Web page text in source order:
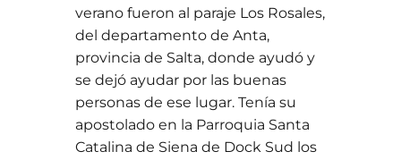
verano fueron al paraje Los Rosales,
del departamento de Anta,
provincia de Salta, donde ayudó y
se dejó ayudar por las buenas
personas de ese lugar. Tenía su
apostolado en la Parroquia Santa
Catalina de Siena de Dock Sud los